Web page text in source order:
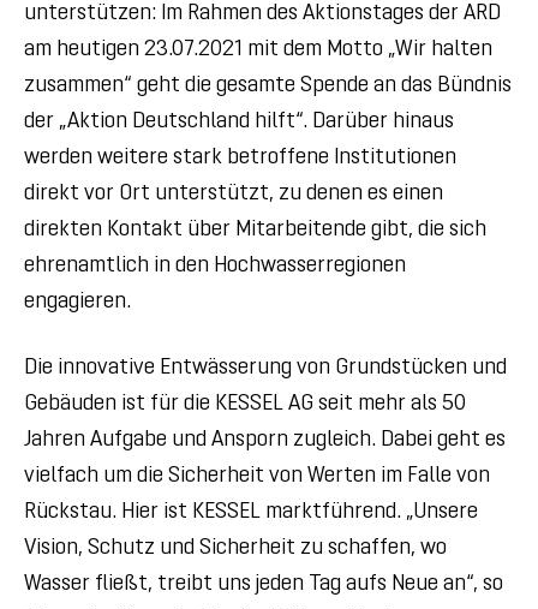
unterstützen: Im Rahmen des Aktionstages der ARD
am heutigen 23.07.2021 mit dem Motto „Wir halten
zusammen“ geht die gesamte Spende an das Bündnis
der „Aktion Deutschland hilft“. Darüber hinaus
werden weitere stark betroffene Institutionen
direkt vor Ort unterstützt, zu denen es einen
direkten Kontakt über Mitarbeitende gibt, die sich
ehrenamtlich in den Hochwasserregionen
engagieren.
Die innovative Entwässerung von Grundstücken und
Gebäuden ist für die KESSEL AG seit mehr als 50
Jahren Aufgabe und Ansporn zugleich. Dabei geht es
vielfach um die Sicherheit von Werten im Falle von
Rückstau. Hier ist KESSEL marktführend. „Unsere
Vision, Schutz und Sicherheit zu schaffen, wo
Wasser fließt, treibt uns jeden Tag aufs Neue an“, so